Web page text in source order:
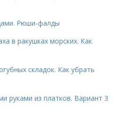
Рюши-фалды
в ракушках морских. Как
складок. Как убрать
руками из платков. Вариант 3